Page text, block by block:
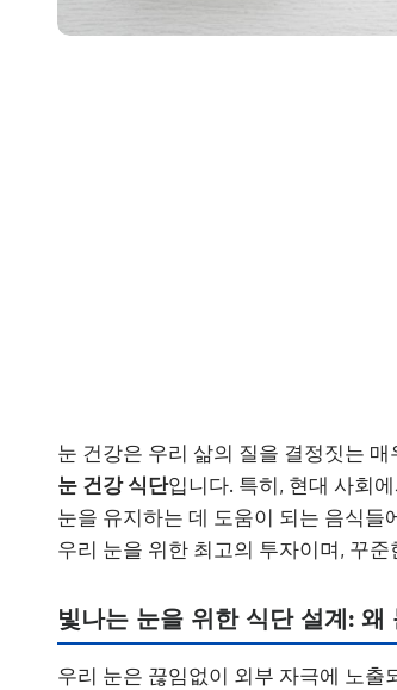
눈 건강은 우리 삶의 질을 결정짓는
눈 건강 식단입니다. 특히, 현대 사회
눈을 유지하는 데 도움이 되는 음식
우리 눈을 위한 최고의 투자이며, 꾸
빛나는 눈을 위한 식단 설계:
우리 눈은 끊임없이 외부 자극에 노출